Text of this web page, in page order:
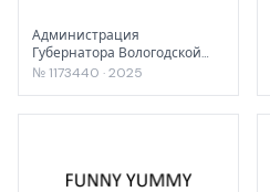
Администрация
Губернатора Вологодской
области
№ 1173440 · 2025